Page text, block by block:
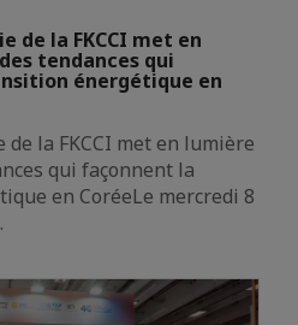
de la FKCCI met en
tendances qui
énergétique en
de la FKCCI met en lumière
qui façonnent la
en CoréeLe mercredi 8